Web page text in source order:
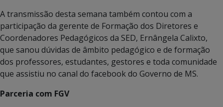
A transmissão desta semana também contou com a
participação da gerente de Formação dos Diretores e
Coordenadores Pedagógicos da SED, Ernângela Calixto,
que sanou dúvidas de âmbito pedagógico e de formação
dos professores, estudantes, gestores e toda comunidade
que assistiu no canal do facebook do Governo de MS.
Parceria com FGV